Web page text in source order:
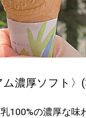
ム濃厚ソフト〉
100%の濃厚な味